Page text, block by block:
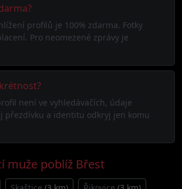
profilů je 100% zdarma. Fotky
Pro neomezené zprávy je
není ve vyhledávačích, údaje
přezdívku a identitu odkryj jen komu
muže poblíž Břest